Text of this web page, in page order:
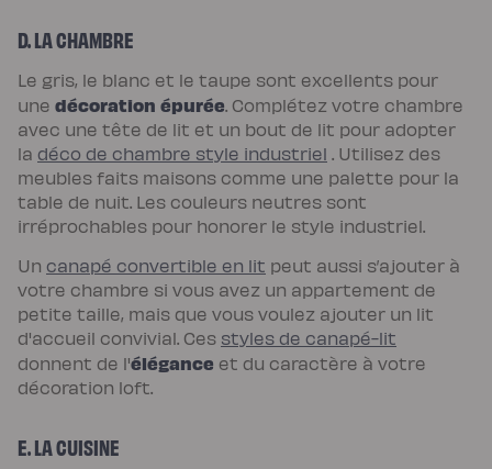
d'angle
Lot
coussins
Coloris
Ecru
Gris
Nuage
Bleu
Profond
Vert
Sauge
Vert
Kaki
Gamme
enfant
Matelas
Matelas
bébé
(dès
la
naissance)
Matelas
(dès
D. LA CHAMBRE
Le gris, le blanc et le taupe sont excellents pour
une décoration épurée . Complétez votre chambre
avec une tête de lit et un bout de lit pour adopter
la déco de chambre style industriel . Utilisez des
meubles faits maisons comme une palette pour la
table de nuit. Les couleurs neutres sont
irréprochables pour honorer le style industriel.
Un canapé convertible en lit peut aussi s’ajouter à
votre chambre si vous avez un appartement de
petite taille, mais que vous voulez ajouter un lit
d'accueil convivial. Ces styles de canapé-lit
donnent de l'élégance et du caractère à votre
décoration loft.
E. LA CUISINE